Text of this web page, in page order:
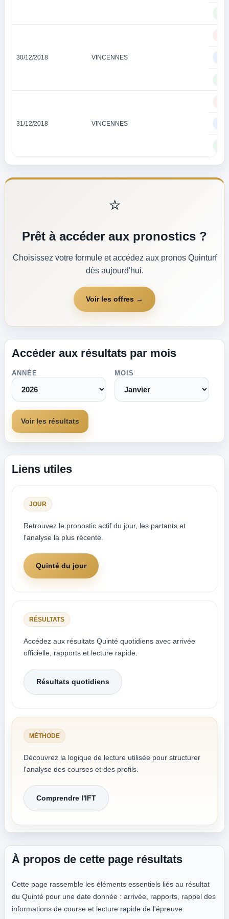
30/12/2018 VINCENNES
31/12/2018 VINCENNES
⭐
Prêt à accéder aux pronostics ?
Choisissez votre formule et accédez aux pronos Quinturf
dès aujourd'hui.
Voir les offres →
Accéder aux résultats par mois
ANNÉE MOIS
Voir les résultats
Liens utiles
JOUR
Retrouvez le pronostic actif du jour, les partants et
l'analyse la plus récente.
Quinté du jour
RÉSULTATS
Accédez aux résultats Quinté quotidiens avec arrivée
officielle, rapports et lecture rapide.
Résultats quotidiens
MÉTHODE
Découvrez la logique de lecture utilisée pour structurer
l'analyse des courses et des profils.
Comprendre l'IFT
À propos de cette page résultats
Cette page rassemble les éléments essentiels liés au résultat
du Quinté pour une date donnée : arrivée, rapports, rappel des
informations de course et lecture rapide de l'épreuve.